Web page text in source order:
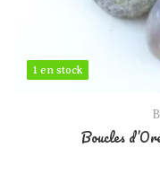
1 en stock
1 en stock
Boucles